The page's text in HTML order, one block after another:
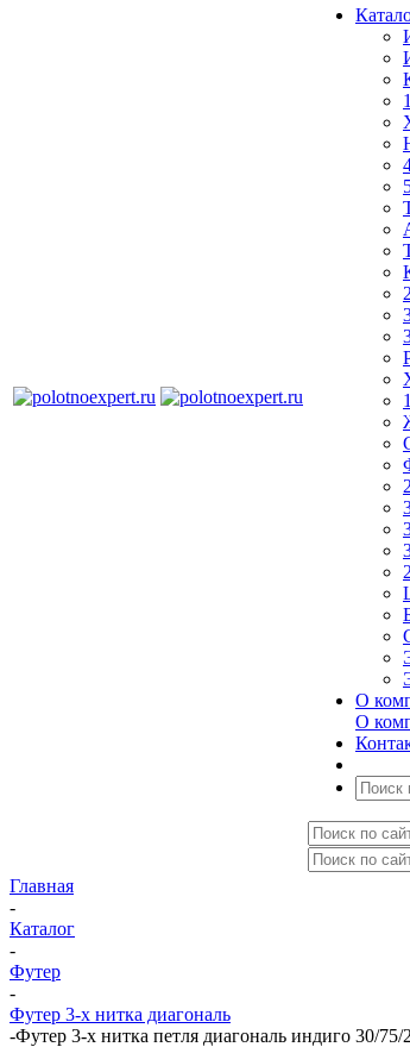
О
О
Главная
-
Каталог
-
Футер
-
Футер 3-х нитка диагональ
-Футер 3-х нитка петля диагональ индиго 30/75/